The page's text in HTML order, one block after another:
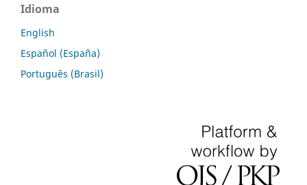
Idioma
English
Español (España)
Português (Brasil)